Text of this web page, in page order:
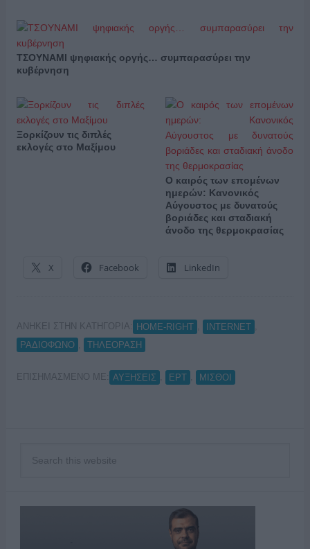
ΤΣΟΥΝΑΜΙ ψηφιακής οργής… συμπαρασύρει την
κυβέρνηση
Ξορκίζουν τις διπλές
εκλογές στο Μαξίμου
Ο καιρός των επομένων
ημερών: Κανονικός
Αύγουστος με δυνατούς
βοριάδες και σταδιακή
άνοδο της θερμοκρασίας
X Facebook LinkedIn
ΑΝΗΚΕΙ ΣΤΗΝ ΚΑΤΗΓΟΡΙΑ: HOME-RIGHT INTERNET
ΡΑΔΙΟΦΩΝΟ
ΤΗΛΕΟΡΑΣΗ
ΕΠΙΣΗΜΑΣΜΕΝΟ ΜΕ: ΑΥΞΗΣΕΙΣ ΕΡΤ ΜΙΣΘΟΙ